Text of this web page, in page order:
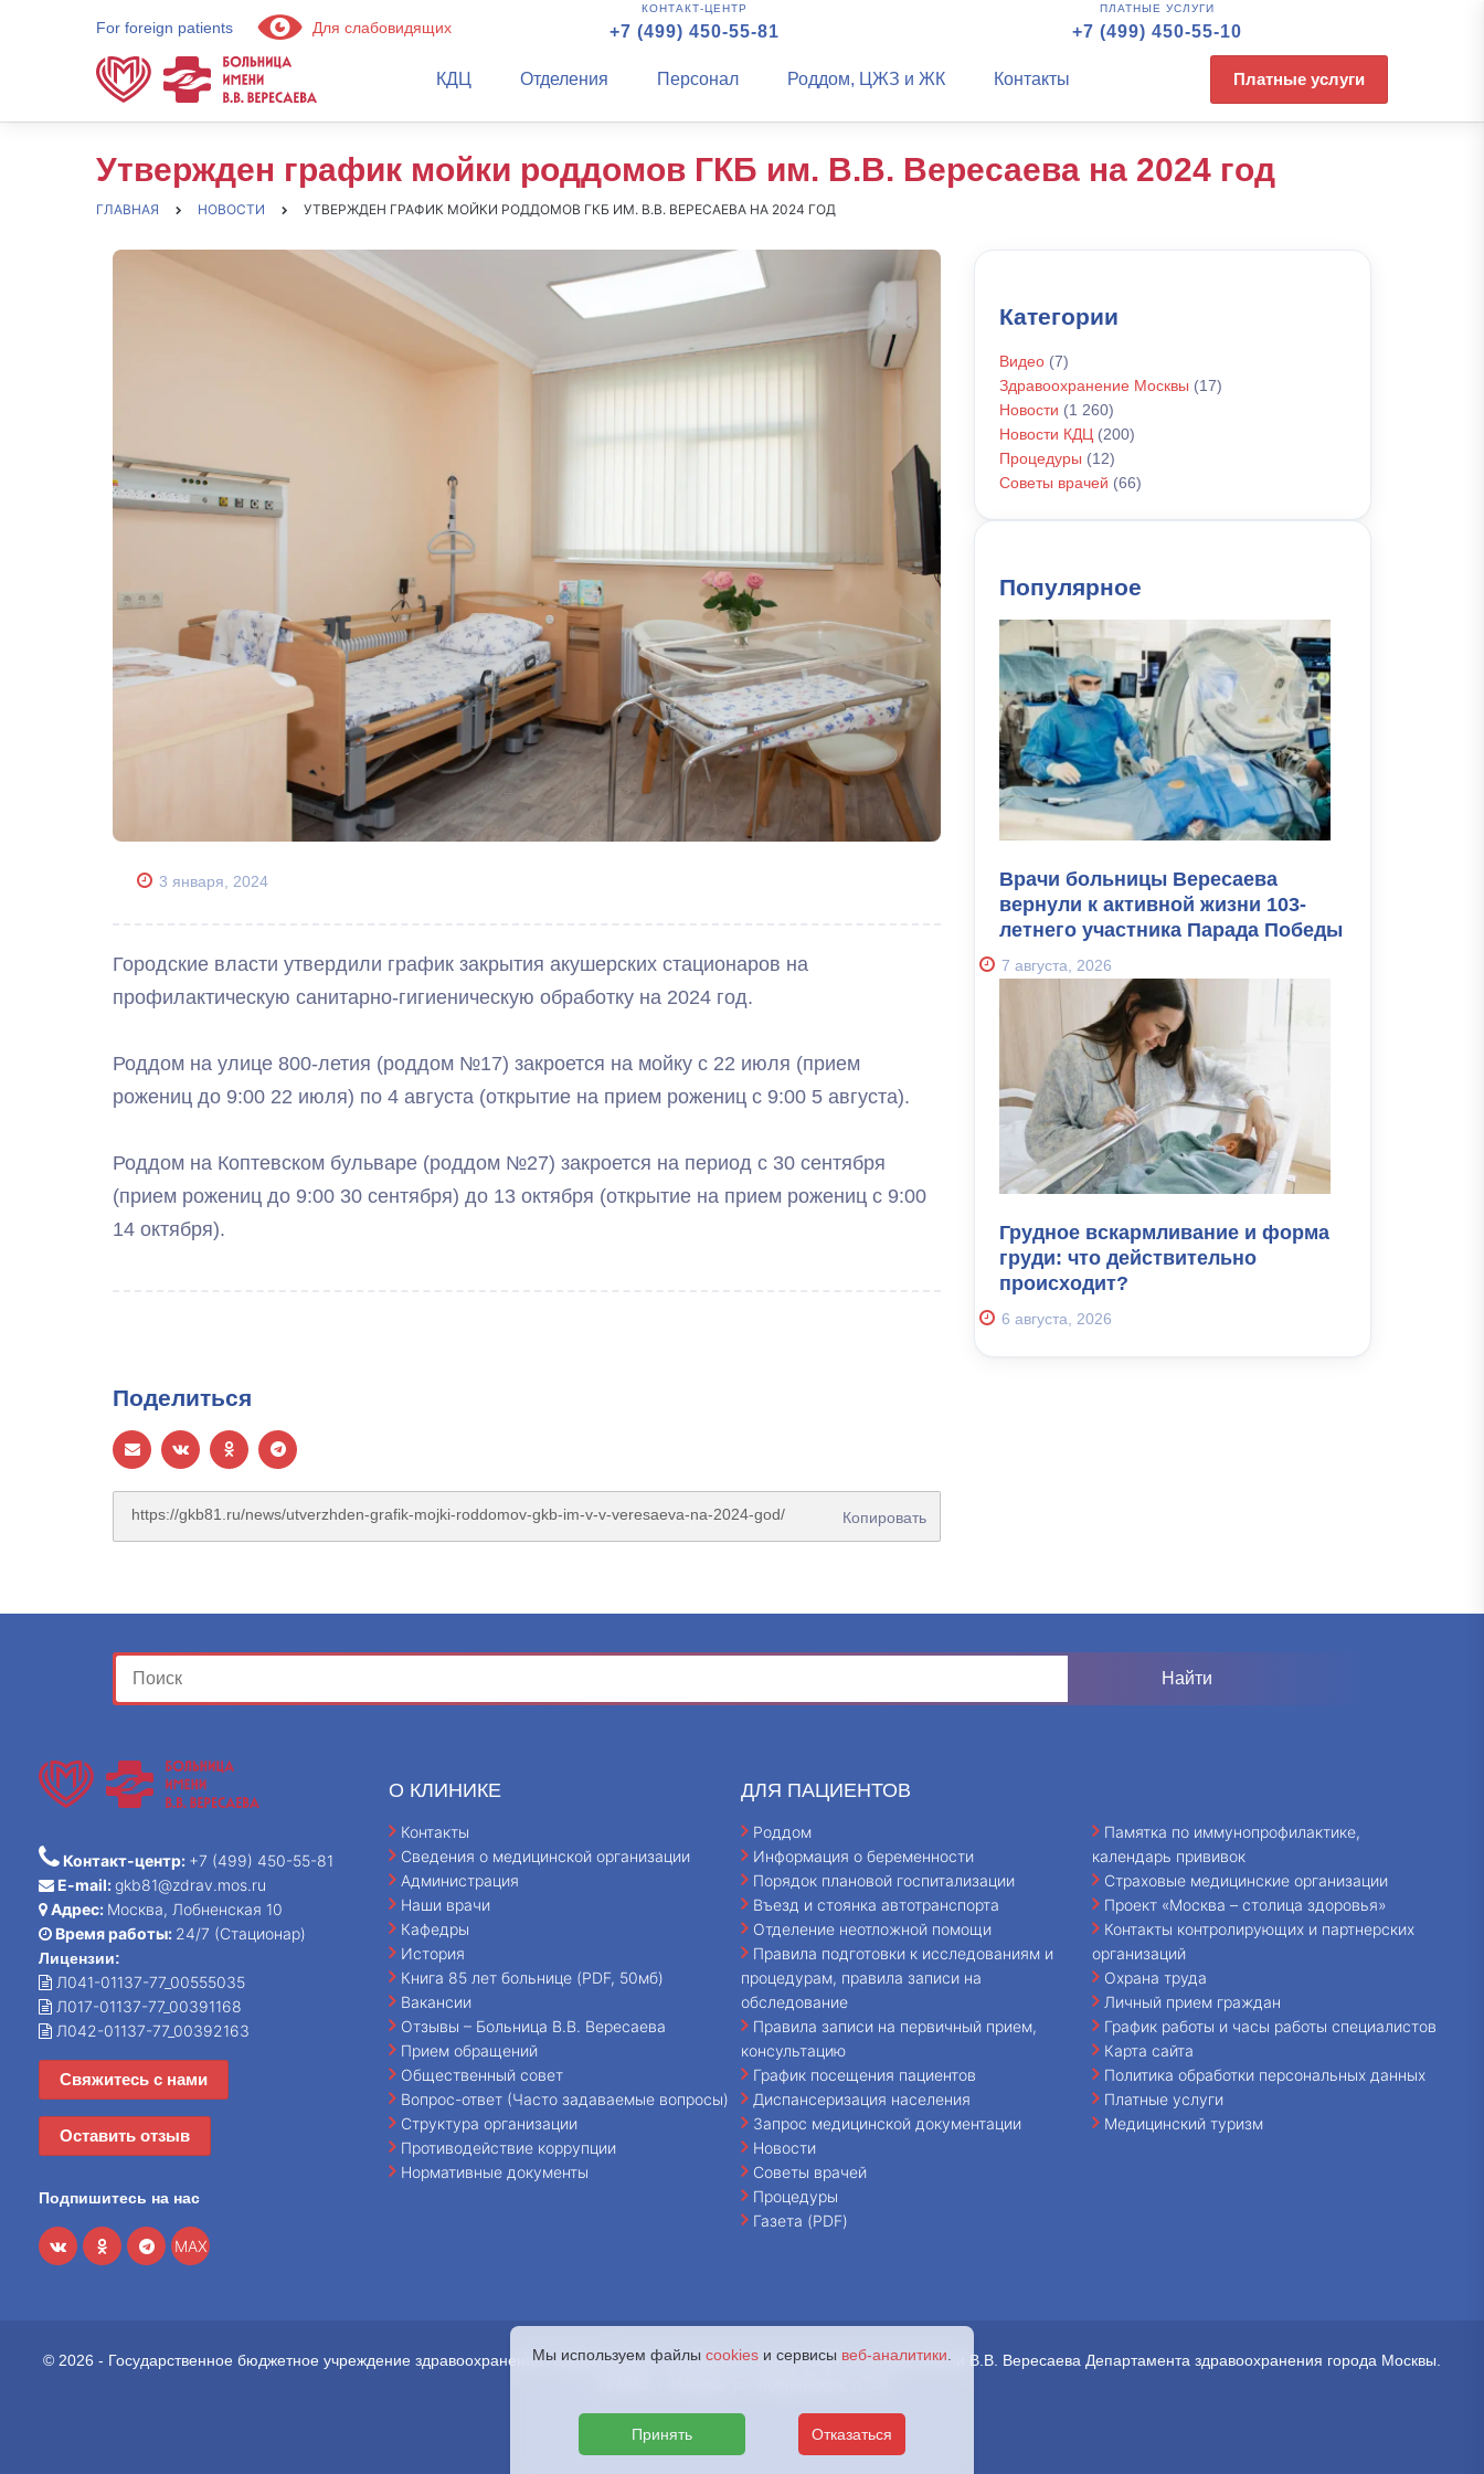
For foreign patients Для слабовидящих
КОНТАКТ-ЦЕНТР
+7 (499) 450-55-81
ПЛАТНЫЕ УСЛУГИ
+7 (499) 450-55-10
КДЦ Отделения Персонал Роддом, ЦЖЗ и ЖК Контакты Платные услуги
Утвержден график мойки роддомов ГКБ им. В.В. Вересаева на 2024 год
ГЛАВНАЯ НОВОСТИ УТВЕРЖДЕН ГРАФИК МОЙКИ РОДДОМОВ ГКБ ИМ. В.В. ВЕРЕСАЕВА НА 2024 ГОД
3 января, 2024
Городские власти утвердили график закрытия акушерских стационаров на
профилактическую санитарно-гигиеническую обработку на 2024 год.
Роддом на улице 800-летия (роддом №17) закроется на мойку с 22 июля (прием
рожениц до 9:00 22 июля) по 4 августа (открытие на прием рожениц с 9:00 5 августа).
Роддом на Коптевском бульваре (роддом №27) закроется на период с 30 сентября
(прием рожениц до 9:00 30 сентября) до 13 октября (открытие на прием рожениц с 9:00
14 октября).
Поделиться
Копировать
Категории
Видео (7)
Здравоохранение Москвы (17)
Новости (1 260)
Новости КДЦ (200)
Процедуры (12)
Советы врачей (66)
Популярное
Врачи больницы Вересаева
вернули к активной жизни 103-
летнего участника Парада Победы
7 августа, 2026
Грудное вскармливание и форма
груди: что действительно
происходит?
6 августа, 2026
Контакт-центр: +7 (499) 450-55-81
E-mail:gkb81@zdrav.mos.ru
Адрес: Москва, Лобненская 10
Время работы: 24/7 (Стационар)
Лицензии:
Л041-01137-77_00555035
Л017-01137-77_00391168
Л042-01137-77_00392163
Свяжитесь с нами
Оставить отзыв
Подпишитесь на нас
MAX
О КЛИНИКЕ
Контакты
Сведения о медицинской организации
Администрация
Наши врачи
Кафедры
История
Книга 85 лет больнице (PDF, 50мб)
Вакансии
Отзывы – Больница В.В. Вересаева
Прием обращений
Общественный совет
Вопрос-ответ (Часто задаваемые вопросы)
Структура организации
Противодействие коррупции
Нормативные документы
ДЛЯ ПАЦИЕНТОВ
Роддом
Информация о беременности
Порядок плановой госпитализации
Въезд и стоянка автотранспорта
Отделение неотложной помощи
Правила подготовки к исследованиям и
процедурам, правила записи на
обследование
Правила записи на первичный прием,
консультацию
График посещения пациентов
Диспансеризация населения
Запрос медицинской документации
Новости
Советы врачей
Процедуры
Газета (PDF)
Памятка по иммунопрофилактике,
календарь прививок
Страховые медицинские организации
Проект «Москва – столица здоровья»
Контакты контролирующих и партнерских
организаций
Охрана труда
Личный прием граждан
График работы и часы работы специалистов
Карта сайта
Политика обработки персональных данных
Платные услуги
Медицинский туризм
© 2026 - Государственное бюджетное учреждение здравоохранения города Москвы «Городская клиническая больница имени В.В. Вересаева Департамента здравоохранения города Москвы.
Мы используем файлы cookies и сервисы веб-аналитики
Принять Отказаться